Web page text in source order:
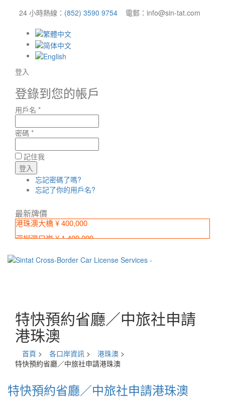
24 小時熱線： (852) 3590 9754 電郵：info@sin-tat.com
登入
登錄到您的帳戶
用戶名 *
密碼 *
記住我
忘記密碼了嗎?
忘記了你的用戶名?
最新牌價
港珠澳大橋 ¥ 400,000
深圳灣口岸 ¥ 1,400,000
特快預約省廳／中旅社申請
港珠澳
首頁 > 各口岸資訊 > 港珠澳 >
特快預約省廳／中旅社申請港珠澳
特快預約省廳／中旅社申請港珠澳